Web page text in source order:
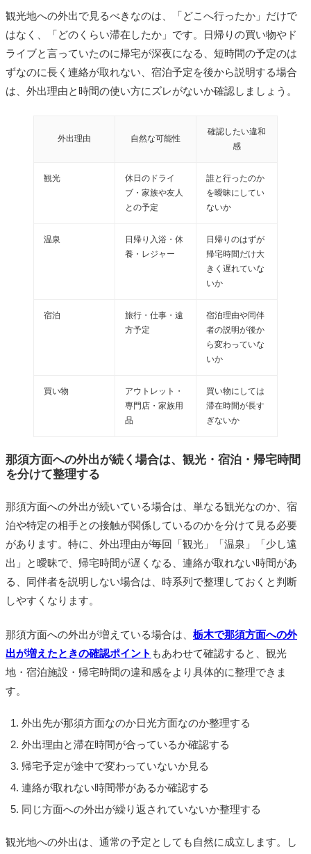
観光地への外出で見るべきなのは、「どこへ行ったか」だけで
はなく、「どのくらい滞在したか」です。日帰りの買い物やド
ライブと言っていたのに帰宅が深夜になる、短時間の予定のは
ずなのに長く連絡が取れない、宿泊予定を後から説明する場合
は、外出理由と時間の使い方にズレがないか確認しましょう。
外出理由 自然な可能性
確認したい違和
感
観光
休日のドライ
ブ・家族や友人
との予定
誰と行ったのか
を曖昧にしてい
ないか
温泉
日帰り入浴・休
養・レジャー
日帰りのはずが
帰宅時間だけ大
きく遅れていな
いか
宿泊
旅行・仕事・遠
方予定
宿泊理由や同伴
者の説明が後か
ら変わっていな
いか
買い物
アウトレット・
専門店・家族用
品
買い物にしては
滞在時間が長す
ぎないか
那須方面への外出が続く場合は、観光・宿泊・帰宅時間
を分けて整理する
那須方面への外出が続いている場合は、単なる観光なのか、宿
泊や特定の相手との接触が関係しているのかを分けて見る必要
があります。特に、外出理由が毎回「観光」「温泉」「少し遠
出」と曖昧で、帰宅時間が遅くなる、連絡が取れない時間があ
る、同伴者を説明しない場合は、時系列で整理しておくと判断
しやすくなります。
那須方面への外出が増えている場合は、 栃木で那須方面への外
出が増えたときの確認ポイント もあわせて確認すると、観光
地・宿泊施設・帰宅時間の違和感をより具体的に整理できま
す。
外出先が那須方面なのか日光方面なのか整理する
外出理由と滞在時間が合っているか確認する
帰宅予定が途中で変わっていないか見る
連絡が取れない時間帯があるか確認する
同じ方面への外出が繰り返されていないか整理する
観光地への外出は、通常の予定としても自然に成立します。し